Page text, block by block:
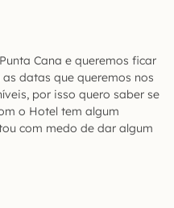
Cana e queremos ficar
datas que queremos nos
por isso quero saber se
o Hotel tem algum
com medo de dar algum